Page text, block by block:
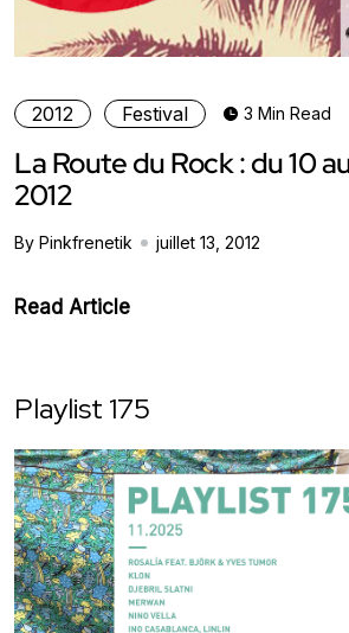
2012 Festival 3 Min Read
La Route du Rock : du 10
2012
By Pinkfrenetik juillet 13, 2012
Read Article
Playlist 175